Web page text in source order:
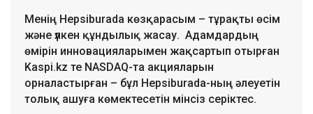
Менің Hepsiburada көзқарасым – тұрақты өсім
және үлкен құндылық жасау. Адамдардың
өмірін инновацияларымен жақсартып отырған
Kaspi.kz те NASDAQ-та акцияларын
орналастырған – бұл Hepsiburada-ның әлеуетін
толық ашуға көмектесетін мінсіз серіктес.